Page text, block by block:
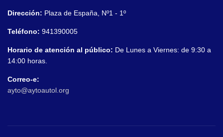
Dirección: Plaza de España, Nº1 - 1º
Teléfono: 941390005
Horario de atención al público: De Lunes a Viernes: de 9:30 a
14:00 horas.
Correo-e:
ayto@aytoautol.org